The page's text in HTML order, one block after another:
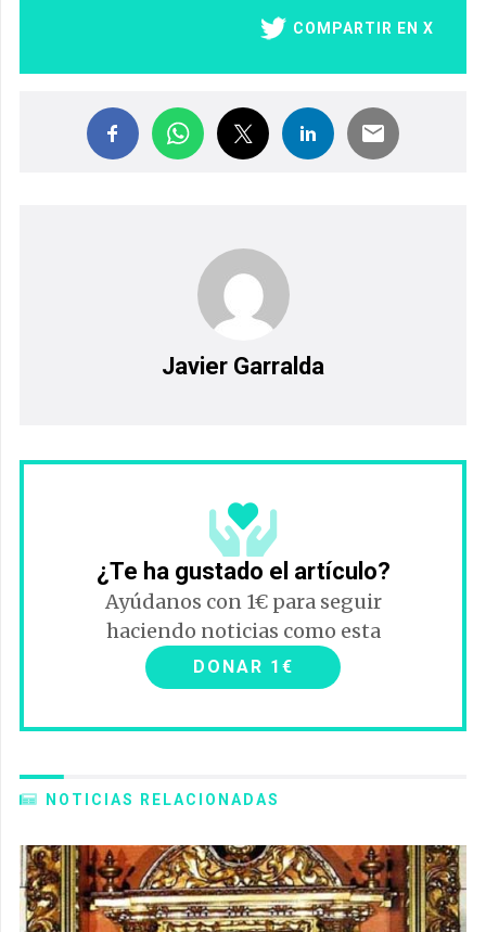
COMPARTIR EN X
Javier Garralda
¿Te ha gustado el artículo?
Ayúdanos con 1€ para seguir
haciendo noticias como esta
DONAR 1€
NOTICIAS RELACIONADAS